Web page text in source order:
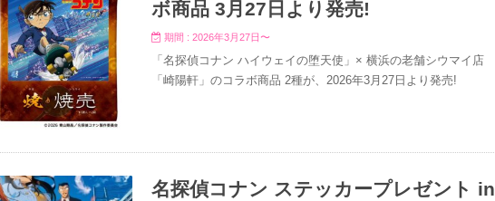
ボ商品 3月27日より発売!
期間 : 2026年3月27日〜
「名探偵コナン ハイウェイの堕天使」× 横浜の老舗シウマイ店
「崎陽軒」のコラボ商品 2種が、2026年3月27日より発売!
名探偵コナン ステッカープレゼント in